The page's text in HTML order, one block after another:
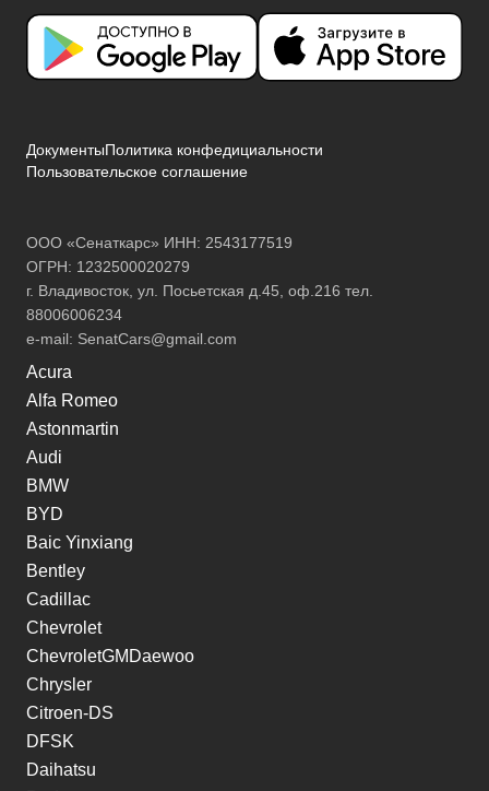
ДокументыПолитика конфедициальности
Пользовательское соглашение
ООО «Сенаткарс» ИНН: 2543177519
ОГРН: 1232500020279
г. Владивосток, ул. Посьетская д.45, оф.216 тел.
88006006234
e-mail: SenatCars@gmail.com
Acura
Alfa Romeo
Astonmartin
Audi
BMW
BYD
Baic Yinxiang
Bentley
Cadillac
Chevrolet
ChevroletGMDaewoo
Chrysler
Citroen-DS
DFSK
Daihatsu